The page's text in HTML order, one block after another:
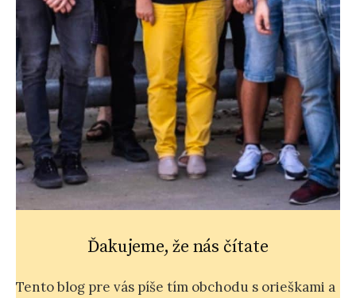
Ďakujeme, že nás čítate
Tento blog pre vás píše tím obchodu s orieškami a